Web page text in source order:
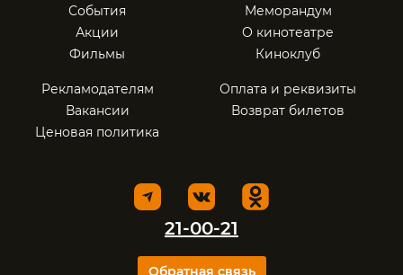
События
Акции
Фильмы
Меморандум
О кинотеатре
Киноклуб
Рекламодателям
Вакансии
Ценовая политика
Оплата и реквизиты
Возврат билетов
21-00-21
Обратная связь